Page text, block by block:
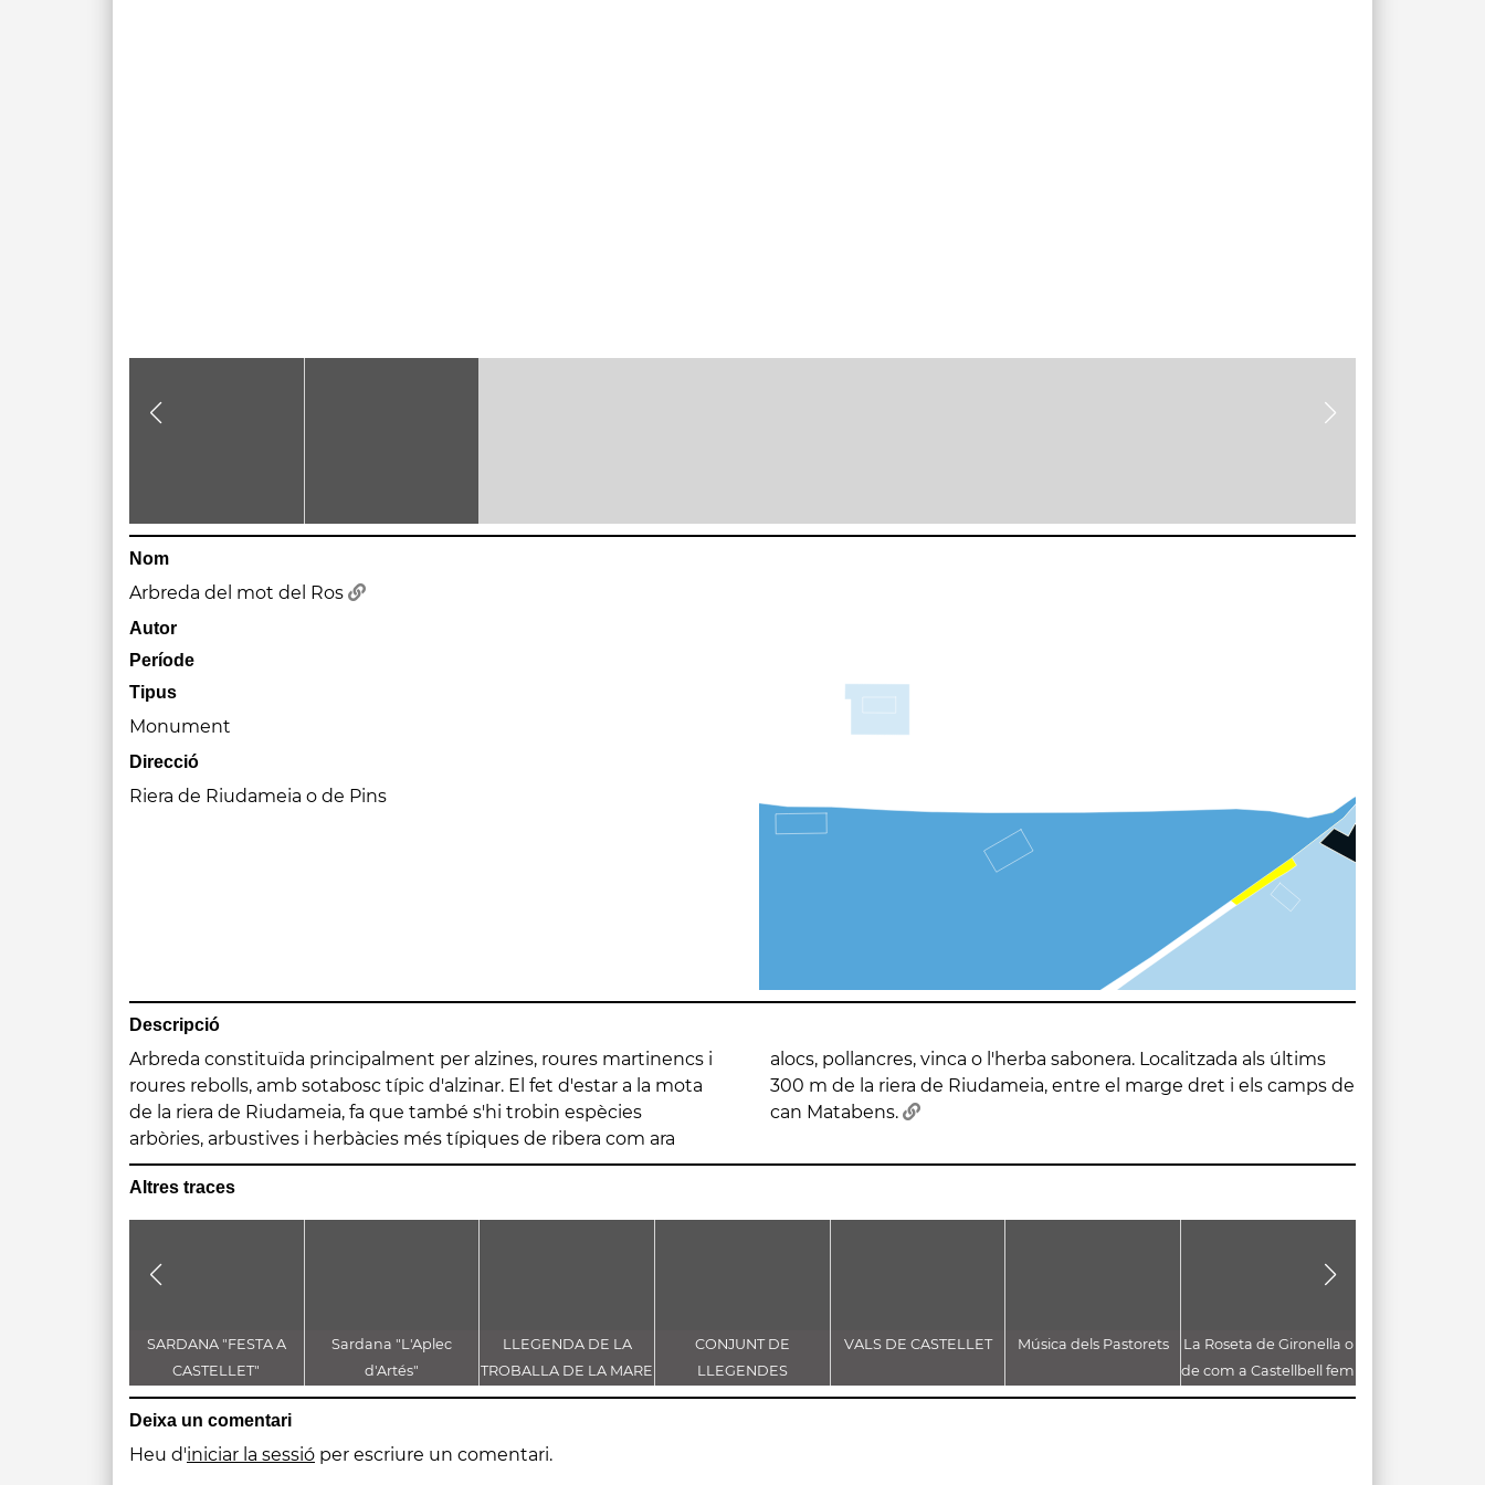
Nom
Arbreda del mot del Ros
Autor
Període
Tipus
Monument
Direcció
Riera de Riudameia o de Pins
Descripció
Arbreda constituïda principalment per alzines, roures martinencs i
roures rebolls, amb sotabosc típic d'alzinar. El fet d'estar a la mota
de la riera de Riudameia, fa que també s'hi trobin espècies
arbòries, arbustives i herbàcies més típiques de ribera com ara
alocs, pollancres, vinca o l'herba sabonera. Localitzada als últims
300 m de la riera de Riudameia, entre el marge dret i els camps de
can Matabens.
Altres traces
SARDANA "FESTA A
CASTELLET"
Sardana "L'Aplec
d'Artés"
LLEGENDA DE LA
TROBALLA DE LA MARE
DE DÉU DE CASTELLET
CONJUNT DE
LLEGENDES
VINCULADES AL CAMÍ
VALS DE CASTELLET Música dels Pastorets
La Roseta de Gironella o
de com a Castellbell fem
borbons a la graella
Deixa un comentari
Heu d'iniciar la sessió per escriure un comentari.